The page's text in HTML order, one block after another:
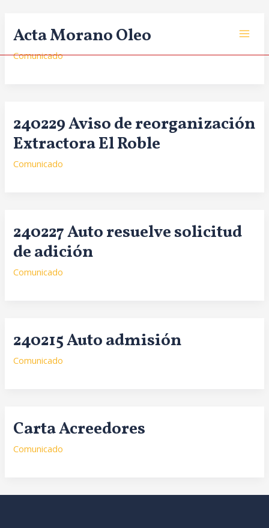
contenido
Acta Morano Oleo
Comunicado
240229 Aviso de reorganización
Extractora El Roble
Comunicado
240227 Auto resuelve solicitud
de adición
Comunicado
240215 Auto admisión
Comunicado
Carta Acreedores
Comunicado